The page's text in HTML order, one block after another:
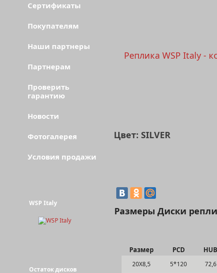
Цвет: SILVER
Размеры Диски
Размер PCD HUB
20Х8,5 5*120 72,6
Сертификаты
Покупателям
Наши партнеры
Партнерам
Проверить
гарантию
Новости
Фотогалерея
Условия продажи
WSP Italy
Остаток дисков